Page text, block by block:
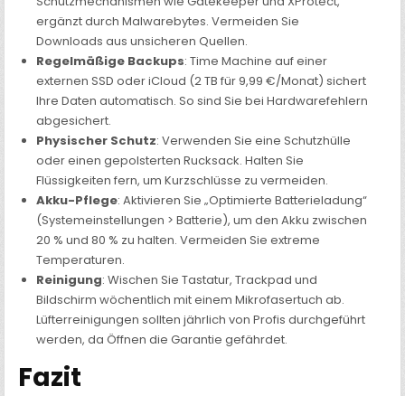
ergänzt durch Malwarebytes. Vermeiden Sie
Downloads aus unsicheren Quellen.
Regelmäßige Backups: Time Machine auf einer
externen SSD oder iCloud (2 TB für 9,99 €/Monat) sichert
Ihre Daten automatisch. So sind Sie bei Hardwarefehlern
abgesichert.
Physischer Schutz: Verwenden Sie eine Schutzhülle
oder einen gepolsterten Rucksack. Halten Sie
Flüssigkeiten fern, um Kurzschlüsse zu vermeiden.
Akku-Pflege: Aktivieren Sie „Optimierte Batterieladung“
(Systemeinstellungen > Batterie), um den Akku zwischen
20 % und 80 % zu halten. Vermeiden Sie extreme
Temperaturen.
Reinigung: Wischen Sie Tastatur, Trackpad und
Bildschirm wöchentlich mit einem Mikrofasertuch ab.
Lüfterreinigungen sollten jährlich von Profis durchgeführt
werden, da Öffnen die Garantie gefährdet.
Fazit